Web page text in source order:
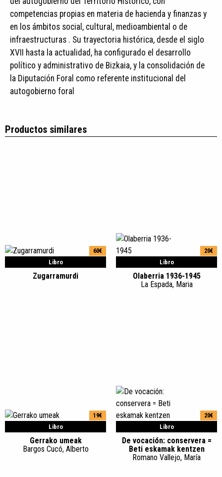
competencias propias en materia de hacienda y finanzas y
en los ámbitos social, cultural, medioambiental o de
infraestructuras . Su trayectoria histórica, desde el siglo
XVII hasta la actualidad, ha configurado el desarrollo
político y administrativo de Bizkaia, y la consolidación de
la Diputación Foral como referente institucional del
autogobierno foral
Productos similares
Libro
60€
Zugarramurdi
Libro
20€
Olaberria 1936-1945
La Espada, Maria
Libro
19€
Gerrako umeak
Bargos Cucó, Alberto
Libro
20€
De vocación: conservera =
Beti eskamak kentzen
Romano Vallejo, María